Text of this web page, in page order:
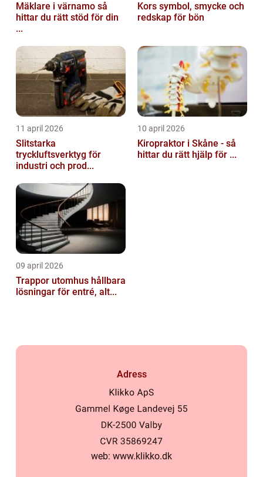
Mäklare i värnamo så
hittar du rätt stöd för din
...
Kors symbol, smycke och
redskap för bön
11 april 2026
Slitstarka
tryckluftsverktyg för
industri och prod...
10 april 2026
Kiropraktor i Skåne - så
hittar du rätt hjälp för ...
09 april 2026
Trappor utomhus hållbara
lösningar för entré, alt...
Adress
web: www.klikko.dk